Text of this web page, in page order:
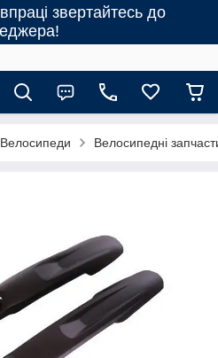
звертайтесь до
Велосипеди Велосипедні